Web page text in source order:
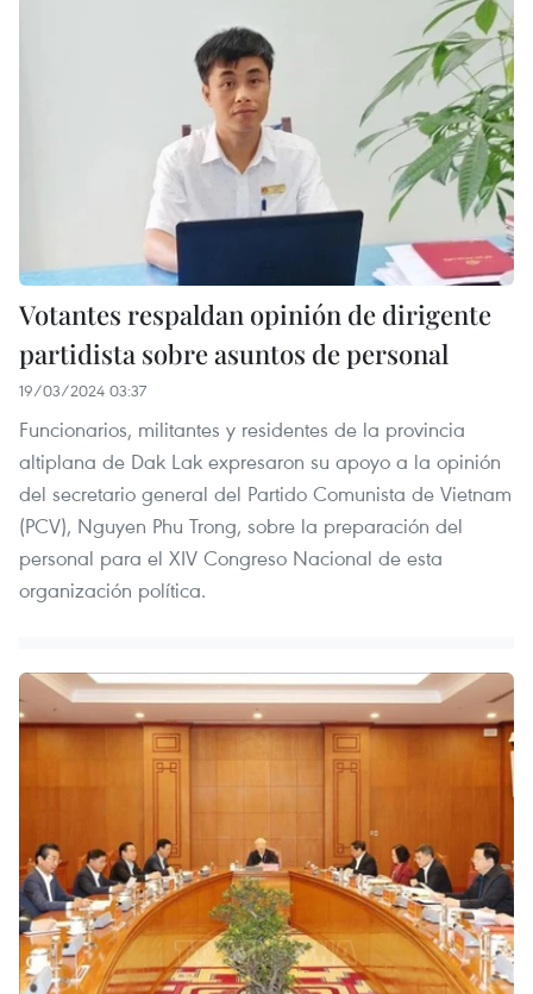
Votantes respaldan opinión de dirigente
partidista sobre asuntos de personal
19/03/2024 03:37
Funcionarios, militantes y residentes de la provincia
altiplana de Dak Lak expresaron su apoyo a la opinión
del secretario general del Partido Comunista de Vietnam
(PCV), Nguyen Phu Trong, sobre la preparación del
personal para el XIV Congreso Nacional de esta
organización política.